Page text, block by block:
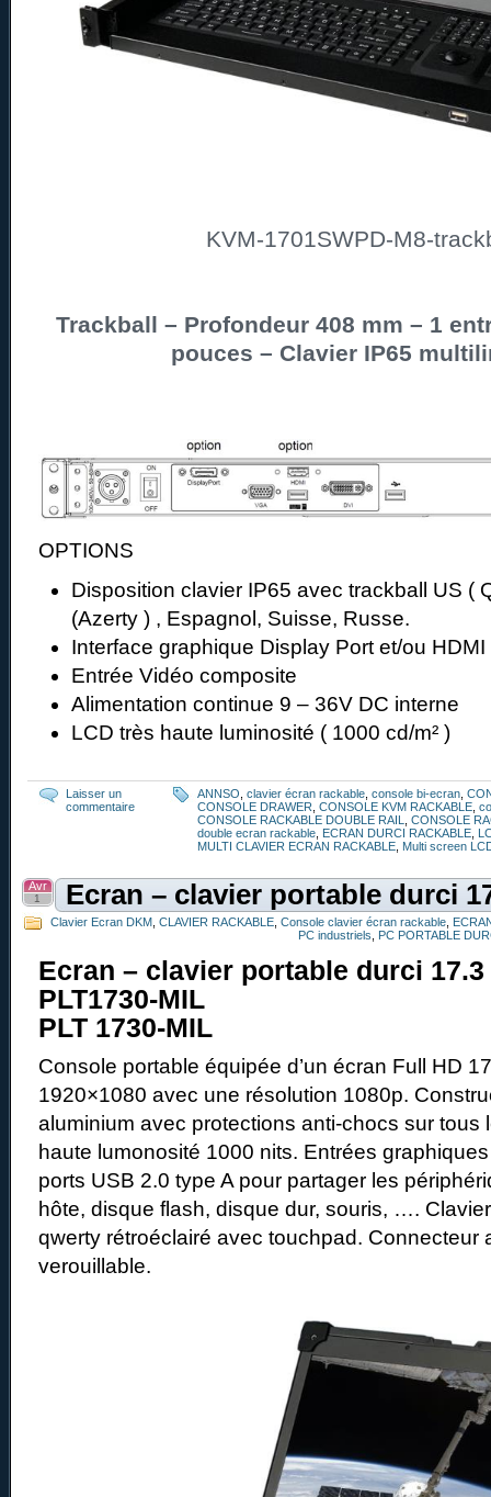
KVM-1701SWPD-M8-
Trackball – Profondeur 408 mm – 1
pouces – Clavier IP65
OPTIONS
Disposition clavier IP65 avec trackball US (
(Azerty ) , Espagnol, Suisse, Russe.
Interface graphique Display Port et/ou HDMI
Entrée Vidéo composite
Alimentation continue 9 – 36V DC interne
LCD très haute luminosité ( 1000 cd/m² )
Laisser un
commentaire
ANNSO clavier écran rackable console bi-ecran
CONSOLE DRAWER CONSOLE KVM RACKABLE
CONSOLE RACKABLE DOUBLE RAIL
CONSOLE
double ecran rackable ECRAN DURCI RACKABLE
MULTI CLAVIER ECRAN RACKABLE Multi screen
Ecran – clavier portable durci
Avr
1
Clavier Ecran DKM CLAVIER RACKABLE Console clavier écran rackable
PC industriels
PC PORTABLE
Ecran – clavier portable durci
PLT1730-MIL
PLT 1730-MIL
Console portable équipée d’un écran Full HD
1920×1080 avec une résolution 1080p.
aluminium avec protections anti-chocs sur
haute lumonosité 1000 nits. Entrées
ports USB 2.0 type A pour partager les
hôte, disque flash, disque dur, souris, ….
qwerty rétroéclairé avec touchpad. Connecteur
verouillable.